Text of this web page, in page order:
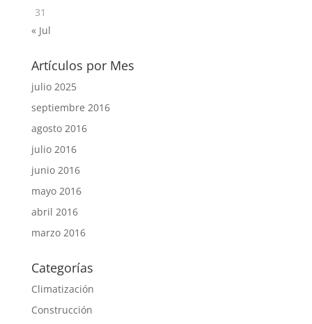
31
« Jul
Artículos por Mes
julio 2025
septiembre 2016
agosto 2016
julio 2016
junio 2016
mayo 2016
abril 2016
marzo 2016
Categorías
Climatización
Construcción